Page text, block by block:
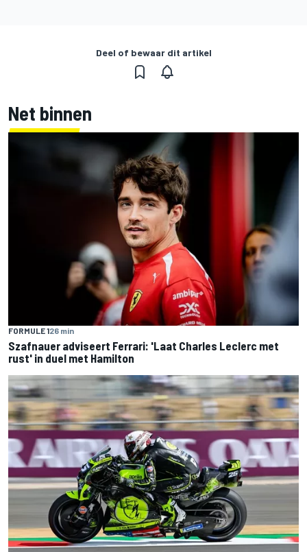
Deel of bewaar dit artikel
Net binnen
FORMULE 126 min
Szafnauer adviseert Ferrari: 'Laat Charles Leclerc met
rust' in duel met Hamilton